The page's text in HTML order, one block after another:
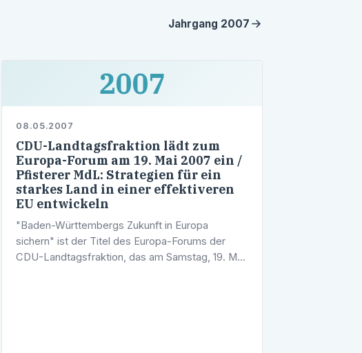
Jahrgang 2007
2007
08.05.2007
CDU-Landtagsfraktion lädt zum
Europa-Forum am 19. Mai 2007 ein /
Pfisterer MdL: Strategien für ein
starkes Land in einer effektiveren
EU entwickeln
"Baden-Württembergs Zukunft in Europa
sichern" ist der Titel des Europa-Forums der
CDU-Landtagsfraktion, das am Samstag, 19. Mai